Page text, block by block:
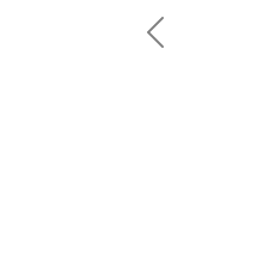
Previous